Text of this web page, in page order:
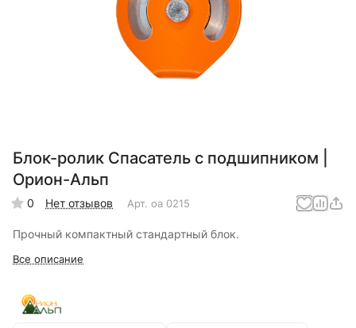
Блок-ролик Спасатель с подшипником |
Орион-Альп
0 Нет отзывов Арт. оа 0215
Прочный компактный стандартный блок.
Все описание